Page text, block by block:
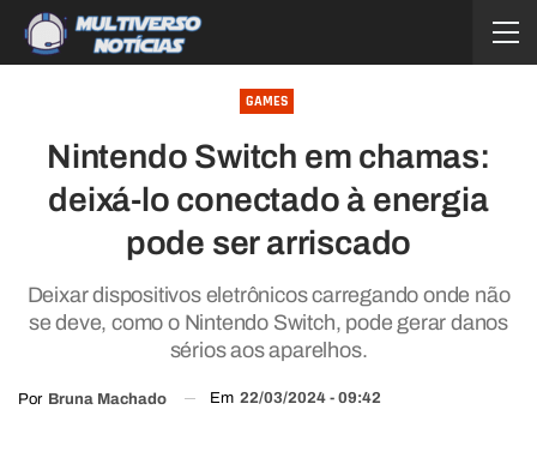
GAMES
Nintendo Switch em chamas:
deixá-lo conectado à energia
pode ser arriscado
Deixar dispositivos eletrônicos carregando onde não
se deve, como o Nintendo Switch, pode gerar danos
sérios aos aparelhos.
Por Bruna Machado Em 22/03/2024 - 09:42